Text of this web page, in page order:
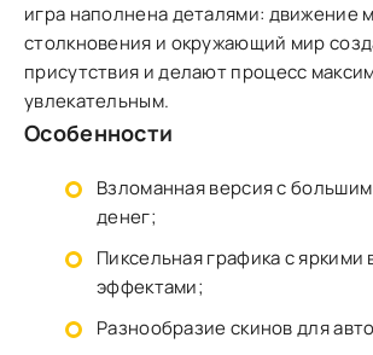
игра наполнена деталями: движение
столкновения и окружающий мир
присутствия и делают процесс
увлекательным.
Особенности
Взломанная версия с
денег;
Пиксельная графика с яркими
эффектами;
Разнообразие скинов для